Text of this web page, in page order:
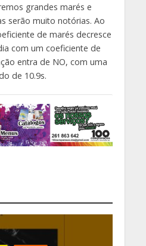
grandes marés e
serão muito notórias. Ao
de marés decresce
com um coeficiente de
entra de NO, com uma
de 10.9s.